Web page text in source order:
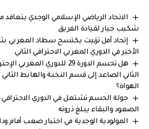
الاتحاد الرياضي الإسلامي الوجدي يتعاقد
شكيب جيار لقيادة الفريق
إتحاد أمل تزنيت يكتسح سطاد المغربي
الأخير في الدوري المغربي الاحترافي الثاني
هل تحسم الدورة 29 للدوري
الثاني الصاعد إلى قسم النخبة والهابط
الهواة؟
جولة الحسم تشتعل في الدوري الاحترافي
الصعود والبقاء يبلغ ذروته
المولودية الوجدية في اختبار صعب أمام